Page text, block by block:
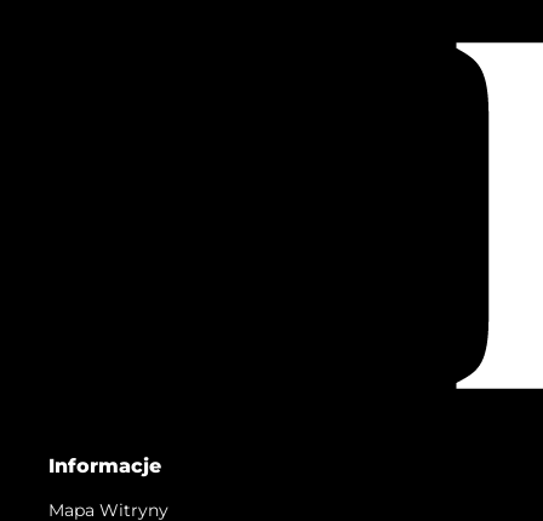
Informacje
Mapa Witryny